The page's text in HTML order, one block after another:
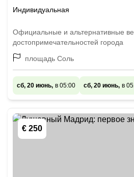
Индивидуальная
Официальные и альтернативные
достопримечательностей города
площадь Соль
сб, 20 июнь, в 05:00 сб, 20 июнь, в
€ 250